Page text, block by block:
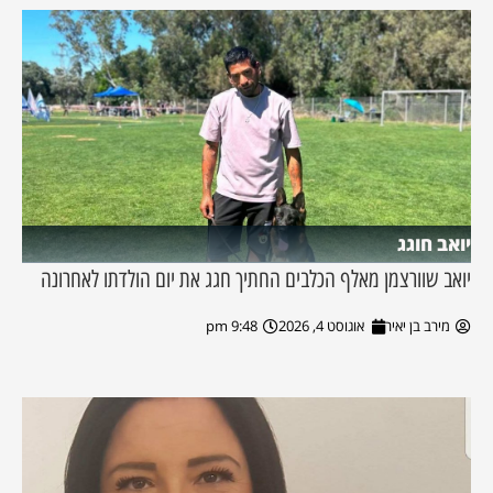
יואב חוגג
יואב שוורצמן מאלף הכלבים החתיך חגג את יום הולדתו לאחרונה
מירב בן יאיר אוגוסט 4, 2026 9:48 pm